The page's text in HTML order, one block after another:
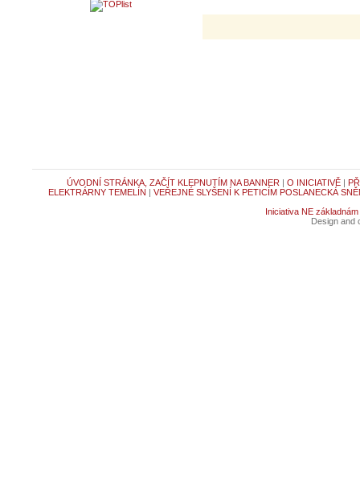
ÚVODNÍ STRÁNKA, ZAČÍT KLEPNUTÍM NA BANNER | O INICIATIVĚ|
ELEKTRÁRNY TEMELÍN | VEŘEJNÉ SLYŠENÍ K PETICÍM POSLANECKÁ
Iniciativa NE základnám
Design and